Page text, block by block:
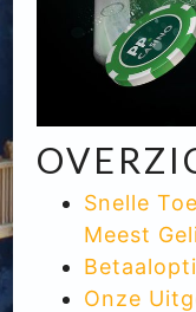
Snelle
Meest
Onze